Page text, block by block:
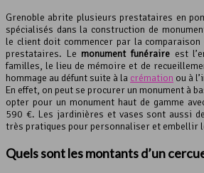
Grenoble abrite plusieurs prestataires en
spécialisés dans la construction de
le client doit commencer par la
prestataires. Le monument funéraireest
familles, le lieu de mémoire et de
hommage au défunt suite à la crémation ou à
En effet, on peut se procurer un monument à
opter pour un monument haut de gamme
590 €. Les jardinières et vases sont aussi
très pratiques pour personnaliser et embellir
Quels sont les montants d’un